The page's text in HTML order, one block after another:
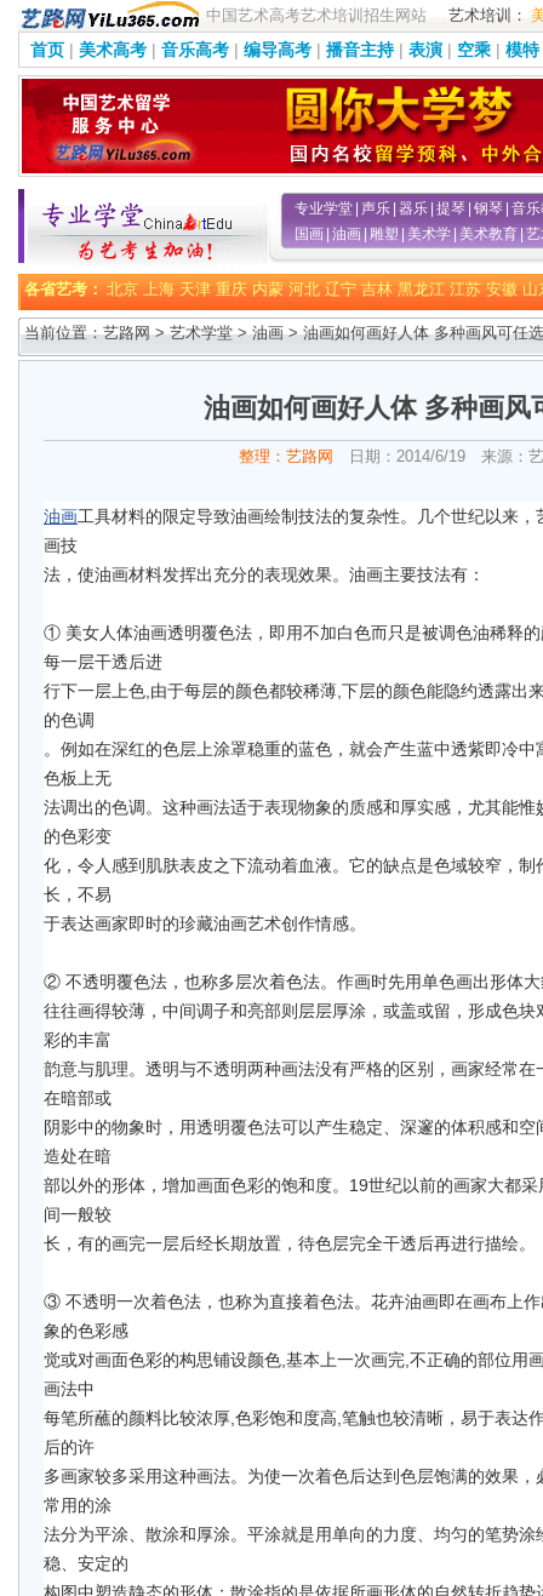
中国艺术高考艺术培训招生网站 艺术培训：
首页 | 美术高考 | 音乐高考 | 编导高考 | 播音主持 | 表演 | 空乘 | 模特
专业学堂 声乐 器乐 提琴 钢琴 音
国画 油画 雕塑 美术学 美术教育
各省艺考： 北京 上海 天津 重庆 内蒙 河北 辽宁 吉林 黑龙江 江苏 安徽 山
当前位置：艺路网 >艺术学堂>油画> 油画如何画好人体 多种画风可任选
油画如何画好人体 多种画风
整理：艺路网 日期：2014/6/19 来源：
油画工具材料的限定导致油画绘制技法的复杂性。几个世纪以来
画技
法，使油画材料发挥出充分的表现效果。油画主要技法有：
① 美女人体油画透明覆色法，即用不加白色而只是被调色油稀释
每一层干透后进
行下一层上色,由于每层的颜色都较稀薄,下层的颜色能隐约透露出
的色调
。例如在深红的色层上涂罩稳重的蓝色，就会产生蓝中透紫即冷
色板上无
法调出的色调。这种画法适于表现物象的质感和厚实感，尤其能
的色彩变
化，令人感到肌肤表皮之下流动着血液。它的缺点是色域较窄，
长，不易
于表达画家即时的珍藏油画艺术创作情感。
往往画得较薄，中间调子和亮部则层层厚涂，或盖或留，形成色
彩的丰富
韵意与肌理。透明与不透明两种画法没有严格的区别，画家经常
在暗部或
阴影中的物象时，用透明覆色法可以产生稳定、深邃的体积感和
造处在暗
部以外的形体，增加画面色彩的饱和度。19世纪以前的画家大都
间一般较
长，有的画完一层后经长期放置，待色层完全干透后再进行描绘。
③ 不透明一次着色法，也称为直接着色法。花卉油画即在画布上
象的色彩感
觉或对画面色彩的构思铺设颜色,基本上一次画完,不正确的部位用
画法中
每笔所蘸的颜料比较浓厚,色彩饱和度高,笔触也较清晰，易于表达
后的许
多画家较多采用这种画法。为使一次着色后达到色层饱满的效果
常用的涂
法分为平涂、散涂和厚涂。平涂就是用单向的力度、均匀的笔势
稳、安定的